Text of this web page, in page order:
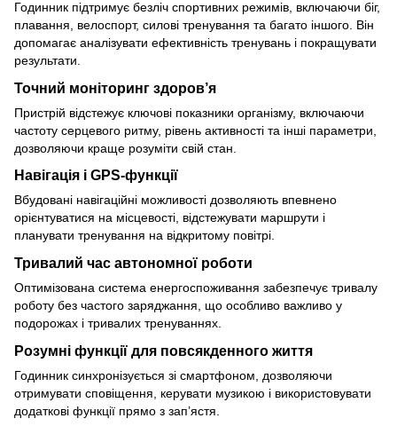
Годинник підтримує безліч спортивних режимів, включаючи біг,
плавання, велоспорт, силові тренування та багато іншого. Він
допомагає аналізувати ефективність тренувань і покращувати
результати.
Точний моніторинг здоров’я
Пристрій відстежує ключові показники організму, включаючи
частоту серцевого ритму, рівень активності та інші параметри,
дозволяючи краще розуміти свій стан.
Навігація і GPS-функції
Вбудовані навігаційні можливості дозволяють впевнено
орієнтуватися на місцевості, відстежувати маршрути і
планувати тренування на відкритому повітрі.
Тривалий час автономної роботи
Оптимізована система енергоспоживання забезпечує тривалу
роботу без частого заряджання, що особливо важливо у
подорожах і тривалих тренуваннях.
Розумні функції для повсякденного життя
Годинник синхронізується зі смартфоном, дозволяючи
отримувати сповіщення, керувати музикою і використовувати
додаткові функції прямо з зап’ястя.